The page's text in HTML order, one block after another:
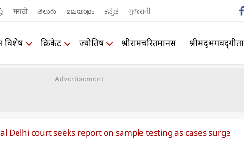
मराठी తెలుగు മലയാളം ಕನ್ನಡ ગુજરાતી
विशेष क्रिकेट ज्योतिष श्रीरामचरितमानस श्रीमद्‍भगवद्‍गीता
Delhi court seeks report on sample testing as cases surge